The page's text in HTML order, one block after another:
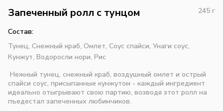
Запеченный ролл с тунцом 245 г
Состав:
Тунец, Снежный краб, Омлет, Соус спайси, Унаги соус,
Кунжут, Водоросли нори, Рис
Нежный тунец, снежный краб, воздушный омлет и острый
спайси соус, присыпанные кунжутом - каждый ингредиент
идеально отыгрывают свою партию, возводя этот ролл на
пъедестал запеченных любимчиков.